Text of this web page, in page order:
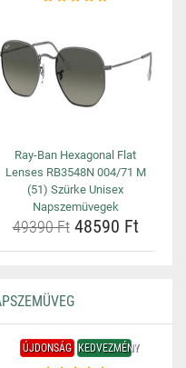
Ray-Ban Hexagonal Flat
Lenses RB3548N 004/71 M
(51) Szürke Unisex
Napszemüvegek
49390 Ft48590 Ft
ÚJDONSÁG KEDVEZMÉNY